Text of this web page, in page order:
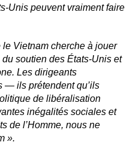
Unis peuvent vraiment faire
Vietnam cherche à jouer
soutien des États-Unis et
Les dirigeants
— ils prétendent qu’ils
de libéralisation
inégalités sociales et
de l’Homme, nous ne
».